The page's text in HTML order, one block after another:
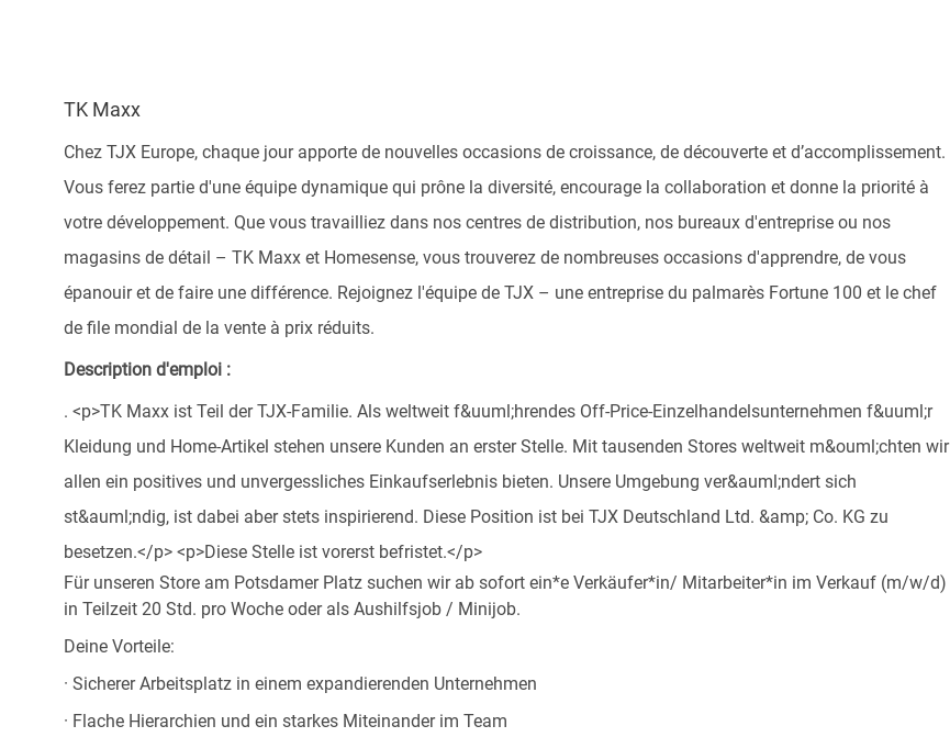
TK Maxx
Chez TJX Europe, chaque jour apporte de nouvelles occasions de croissance, de découverte et d’accomplissement.
Vous ferez partie d'une équipe dynamique qui prône la diversité, encourage la collaboration et donne la priorité à
votre développement. Que vous travailliez dans nos centres de distribution, nos bureaux d'entreprise ou nos
magasins de détail – TK Maxx et Homesense, vous trouverez de nombreuses occasions d'apprendre, de vous
épanouir et de faire une différence. Rejoignez l'équipe de TJX – une entreprise du palmarès Fortune 100 et le chef
de file mondial de la vente à prix réduits.
Description d'emploi :
. <p>TK Maxx ist Teil der TJX-Familie. Als weltweit f&uuml;hrendes Off-Price-Einzelhandelsunternehmen f&uuml;r
Kleidung und Home-Artikel stehen unsere Kunden an erster Stelle. Mit tausenden Stores weltweit m&ouml;chten wir
allen ein positives und unvergessliches Einkaufserlebnis bieten. Unsere Umgebung ver&auml;ndert sich
st&auml;ndig, ist dabei aber stets inspirierend. Diese Position ist bei TJX Deutschland Ltd. &amp; Co. KG zu
besetzen.</p> <p>Diese Stelle ist vorerst befristet.</p>
Für unseren Store am Potsdamer Platz suchen wir ab sofort ein*e Verkäufer*in/ Mitarbeiter*in im Verkauf (m/w/d)
in Teilzeit 20 Std. pro Woche oder als Aushilfsjob / Minijob.
Deine Vorteile:
· Sicherer Arbeitsplatz in einem expandierenden Unternehmen
· Flache Hierarchien und ein starkes Miteinander im Team